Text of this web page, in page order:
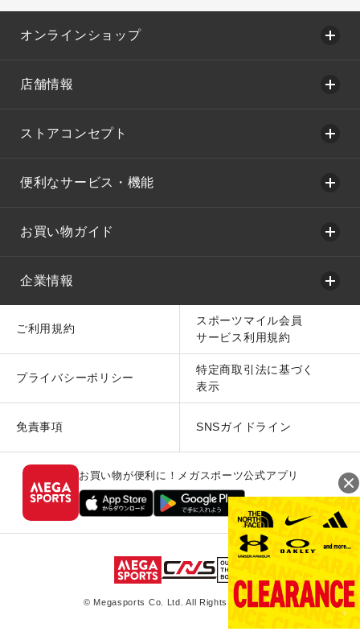
オンラインショップ
店舗情報
ストアコンセプト
便利なサービス・機能
お買い物ガイド
企業情報
ご利用規約
スポーツマイル会員
サービス利用規約
プライバシーポリシー
特定商取引法に基づく
表示
免責事項 SNSガイドライン
お買い物が便利に！メガスポーツ公式アプリ
© Megasports Co. Ltd. All Rights Reserved.